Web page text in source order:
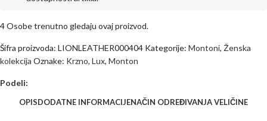
4Osobe trenutno gledaju ovaj proizvod.
Šifra proizvoda: LIONLEATHER000404 Kategorije: Montoni, Ženska
kolekcija Oznake: Krzno, Lux, Monton
Podeli:
OPISDODATNE INFORMACIJENAČIN ODREĐIVANJA VELIČINE